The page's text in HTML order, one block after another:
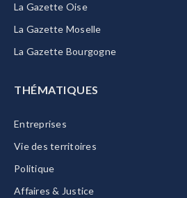
La Gazette Oise
La Gazette Moselle
La Gazette Bourgogne
THÉMATIQUES
Entreprises
Vie des territoires
Politique
Affaires & Justice